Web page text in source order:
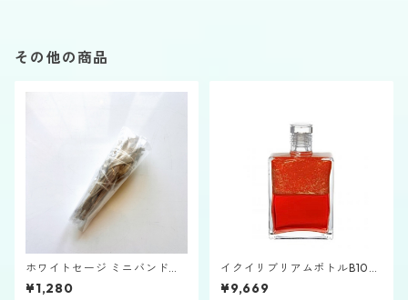
その他の商品
ホワイトセージ ミニバンドル
タイプ
¥1,280
イクイリブリアムボトルB105
「大天使アズラエル」
¥9,669